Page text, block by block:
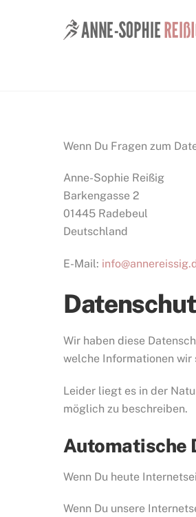
Wenn Du Fragen zum
Anne-Sophie Reißig
Barkengasse 2
01445 Radebeul
Deutschland
E-Mail:
Wir haben diese
welche Informationen wir
Leider liegt es in der
möglich zu beschreiben.
Automatische
Wenn Du heute
Wenn Du unsere